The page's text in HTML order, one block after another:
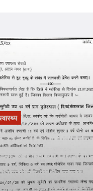
: सरकारी
मेडिकल बिल जमा
विभाग